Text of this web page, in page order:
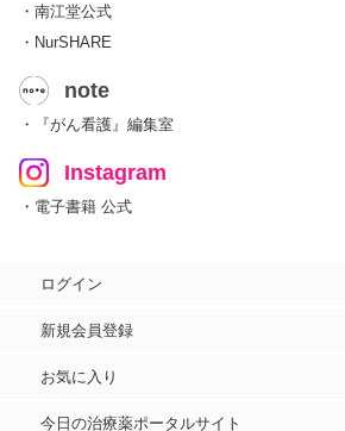
・南江堂公式
・NurSHARE
note
・『がん看護』編集室
Instagram
・電子書籍 公式
ログイン
新規会員登録
お気に入り
今日の治療薬ポータルサイト